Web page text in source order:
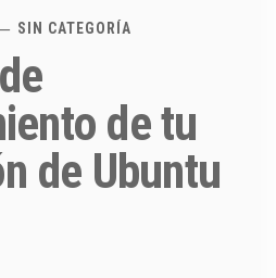
SIN CATEGORÍA
de tu
de Ubuntu